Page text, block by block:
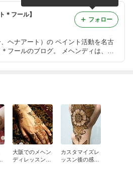
＊フール】
ヘナアート）の ペイント活動を名古
フールのブログ。 メヘンディは、イ
統文化。 ボディジュエリーや3Dボデ
フォロー
大阪でのメヘン
ディレッスン、
カスタマイズレ
ッスン後の感想